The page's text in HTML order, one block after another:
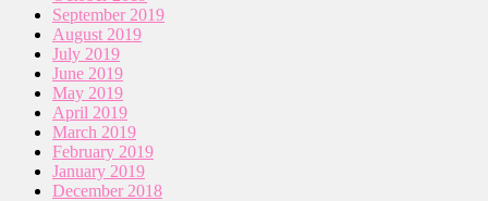
September 2019
August 2019
July 2019
June 2019
May 2019
April 2019
March 2019
February 2019
January 2019
December 2018